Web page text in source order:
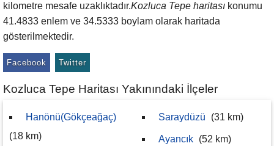
kilometre mesafe uzaklıktadır.Kozluca Tepe haritası konumu
41.4833 enlem ve 34.5333 boylam olarak haritada
gösterilmektedir.
Facebook Twitter
Kozluca Tepe Haritası Yakınındaki İlçeler
Hanönü(Gökçeağaç)
(18 km)
Saraydüzü (31 km)
Ayancık (52 km)